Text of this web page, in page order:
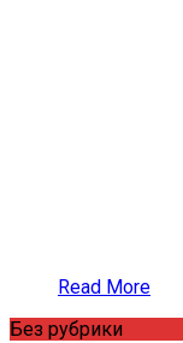
Read More
Без рубрики